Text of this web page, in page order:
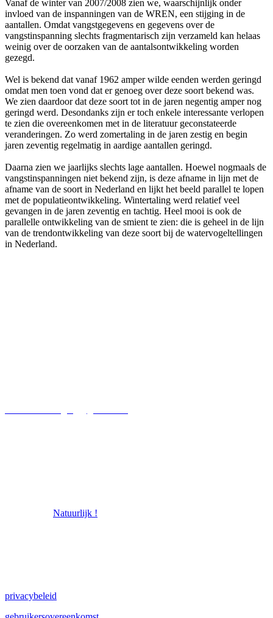
Vanaf de winter van 2007/2008 zien we, waarschijnlijk onder
invloed van de inspanningen van de WREN, een stijging in de
aantallen. Omdat vangstgegevens en gegevens over de
vangstinspanning slechts fragmentarisch zijn verzameld kan helaas
weinig over de oorzaken van de aantalsontwikkeling worden
gezegd.
Wel is bekend dat vanaf 1962 amper wilde eenden werden geringd
omdat men toen vond dat er genoeg over deze soort bekend was.
We zien daardoor dat deze soort tot in de jaren negentig amper nog
geringd werd. Desondanks zijn er toch enkele interessante verlopen
te zien die overeenkomen met in de literatuur geconstateerde
veranderingen. Zo werd zomertaling in de jaren zestig en begin
jaren zeventig regelmatig in aardige aantallen geringd.
Daarna zien we jaarlijks slechts lage aantallen. Hoewel nogmaals de
vangstinspanningen niet bekend zijn, is deze afname in lijn met de
afname van de soort in Nederland en lijkt het beeld parallel te lopen
met de populatieontwikkeling. Wintertaling werd relatief veel
gevangen in de jaren zeventig en tachtig. Heel mooi is ook de
parallelle ontwikkeling van de smient te zien: die is geheel in de lijn
van de trendontwikkeling van deze soort bij de watervogeltellingen
in Nederland.
Natuurlijk !
privacybeleid